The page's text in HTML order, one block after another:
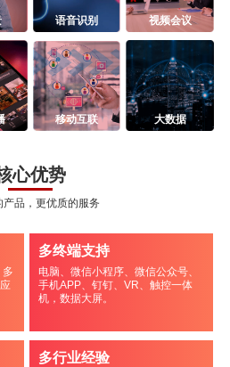
语音识别 视频会议
移动互联 大数据
心优势
产品，更优质的服务
多
多终端支持
电脑、微信小程序、微信公众号、
手机APP、钉钉、VR、触控一体
机，数据大屏。
多行业经验